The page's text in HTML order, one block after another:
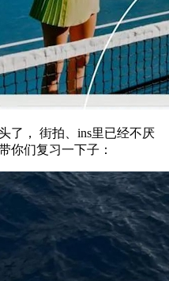
， 街拍、ins里已经不厌
你们复习一下子：